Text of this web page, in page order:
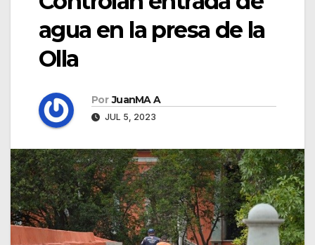
agua en la presa de la
Olla
Por JuanMA A
JUL 5, 2023